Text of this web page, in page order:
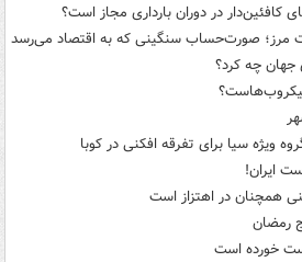
کافئین‌دار در دوران بارداری مجاز است؟
مرز؛ صورت‌حساب سنگینی که به اقتصاد می‌رسد
جهان چه کرد؟
ویژه سیا برای تفرقه افکنی در کوبا
ایران!
همچنان در اهتزاز است
رمضان
خورده است